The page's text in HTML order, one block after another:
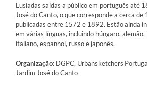
Lusíadas saídas a público em português até
José do Canto, o que corresponde a cerca de
publicadas entre 1572 e 1892. Estão ainda
em várias línguas, incluindo húngaro, alemão,
italiano, espanhol, russo e japonês.
Organização: DGPC, Urbansketchers
Jardim José do Canto